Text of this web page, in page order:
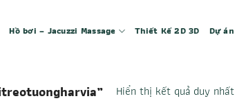
Hồ bơi – Jacuzzi Massage Thiết Kế 2D 3D Dự án
Hiển thị kết quả duy nhất